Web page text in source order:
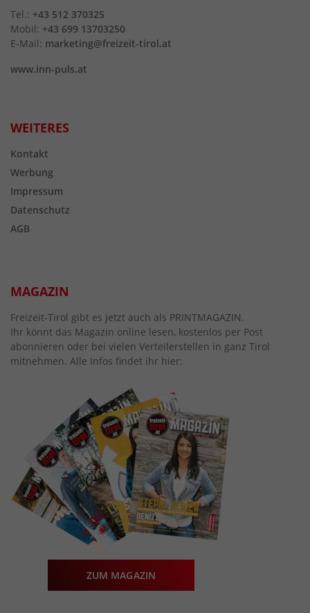
Tel.: +43 512 370325
Mobil: +43 699 13703250
E-Mail: marketing@freizeit-tirol.at
www.inn-puls.at
WEITERES
Kontakt
Werbung
Impressum
Datenschutz
AGB
MAGAZIN
Freizeit-Tirol gibt es jetzt auch als PRINTMAGAZIN.
Ihr könnt das Magazin online lesen, kostenlos per Post
abonnieren oder bei vielen Verteilerstellen in ganz Tirol
mitnehmen. Alle Infos findet ihr hier:
ZUM MAGAZIN